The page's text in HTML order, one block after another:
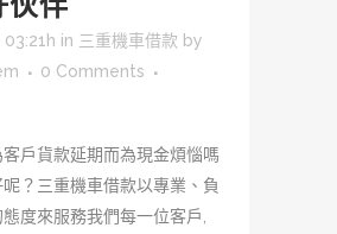
in 三重機車借款 by
0 Comments
戶貨款延期而為現金煩惱嗎
？三重機車借款以專業、負
度來服務我們每一位客戶,